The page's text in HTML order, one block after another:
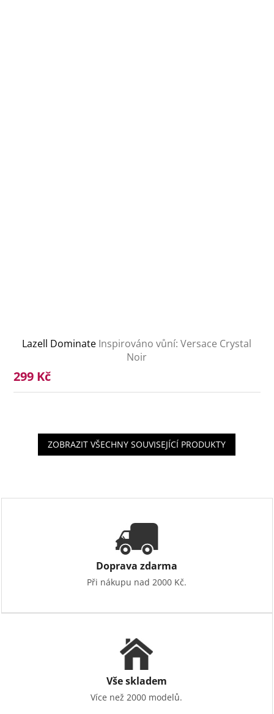
Lazell Dominate Inspirováno vůní: Versace Crystal
Noir
299 Kč
ZOBRAZIT VŠECHNY SOUVISEJÍCÍ PRODUKTY
Doprava zdarma
Při nákupu nad 2000 Kč.
Vše skladem
Více než 2000 modelů.